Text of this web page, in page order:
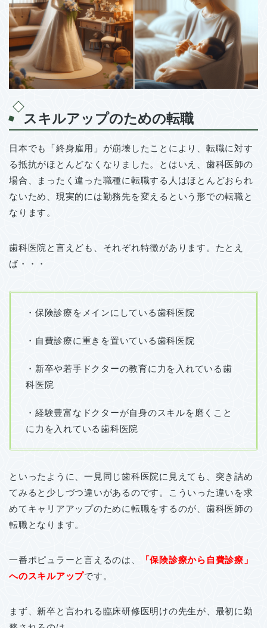
スキルアップのための転職
日本でも「終身雇用」が崩壊したことにより、転職に対す
る抵抗がほとんどなくなりました。とはいえ、歯科医師の
場合、まったく違った職種に転職する人はほとんどおられ
ないため、現実的には勤務先を変えるという形での転職と
なります。
歯科医院と言えども、それぞれ特徴があります。たとえ
ば・・・
・保険診療をメインにしている歯科医院
・自費診療に重きを置いている歯科医院
・新卒や若手ドクターの教育に力を入れている歯
科医院
・経験豊富なドクターが自身のスキルを磨くこと
に力を入れている歯科医院
といったように、一見同じ歯科医院に見えても、突き詰め
てみると少しづつ違いがあるのです。こういった違いを求
めてキャリアアップのために転職をするのが、歯科医師の
転職となります。
一番ポピュラーと言えるのは、
「保険診療から自費診療」
へのスキルアップです。
まず、新卒と言われる臨床研修医明けの先生が、最初に勤